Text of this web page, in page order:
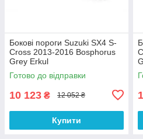
Бокові пороги Suzuki SX4 S-
Cross 2013-2016 Bosphorus
Grey Erkul
Готово до відправки
10 123 ₴ 12 052 ₴
Купити